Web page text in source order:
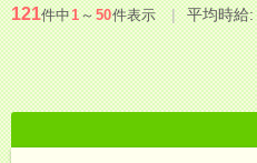
121件中1～50件表示 平均時給: